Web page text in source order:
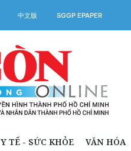
中文版 SGGP EPAPER
Y TẾ - SỨC KHỎE VĂN HÓA